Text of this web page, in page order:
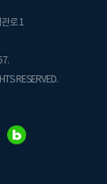
로 1
RESERVED.